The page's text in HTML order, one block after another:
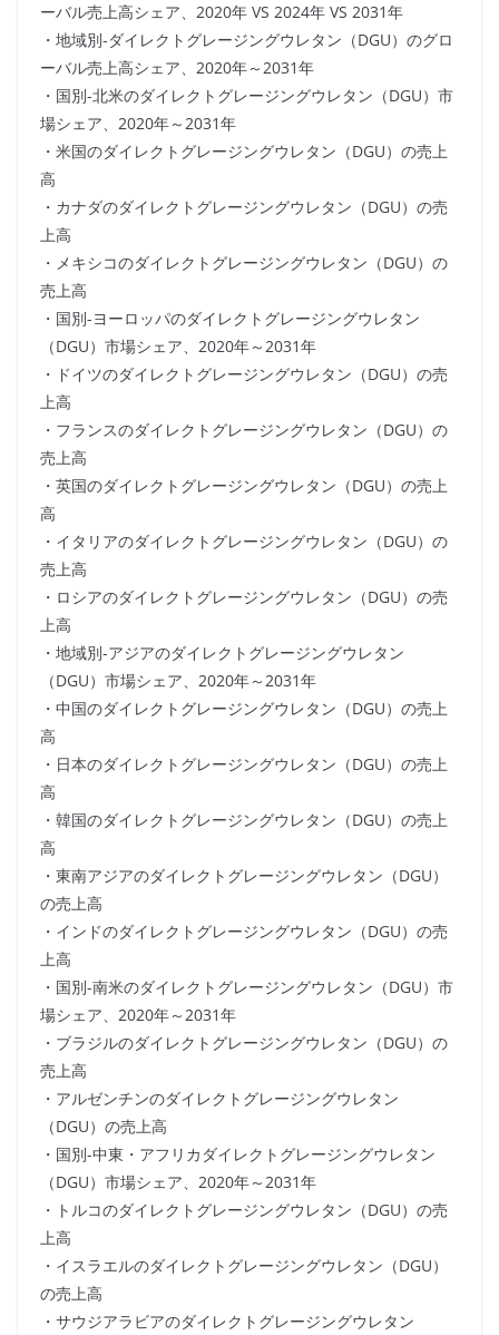
ーバル売上高シェア、2020年 VS 2024年 VS 2031年
・地域別-ダイレクトグレージングウレタン（DGU）のグロ
ーバル売上高シェア、2020年～2031年
・国別-北米のダイレクトグレージングウレタン（DGU）市
場シェア、2020年～2031年
・米国のダイレクトグレージングウレタン（DGU）の売上
高
・カナダのダイレクトグレージングウレタン（DGU）の売
上高
・メキシコのダイレクトグレージングウレタン（DGU）の
売上高
・国別-ヨーロッパのダイレクトグレージングウレタン
（DGU）市場シェア、2020年～2031年
・ドイツのダイレクトグレージングウレタン（DGU）の売
上高
・フランスのダイレクトグレージングウレタン（DGU）の
売上高
・英国のダイレクトグレージングウレタン（DGU）の売上
高
・イタリアのダイレクトグレージングウレタン（DGU）の
売上高
・ロシアのダイレクトグレージングウレタン（DGU）の売
上高
・地域別-アジアのダイレクトグレージングウレタン
（DGU）市場シェア、2020年～2031年
・中国のダイレクトグレージングウレタン（DGU）の売上
高
・日本のダイレクトグレージングウレタン（DGU）の売上
高
・韓国のダイレクトグレージングウレタン（DGU）の売上
高
・東南アジアのダイレクトグレージングウレタン（DGU）
の売上高
・インドのダイレクトグレージングウレタン（DGU）の売
上高
・国別-南米のダイレクトグレージングウレタン（DGU）市
場シェア、2020年～2031年
・ブラジルのダイレクトグレージングウレタン（DGU）の
売上高
・アルゼンチンのダイレクトグレージングウレタン
（DGU）の売上高
・国別-中東・アフリカダイレクトグレージングウレタン
（DGU）市場シェア、2020年～2031年
・トルコのダイレクトグレージングウレタン（DGU）の売
上高
・イスラエルのダイレクトグレージングウレタン（DGU）
の売上高
・サウジアラビアのダイレクトグレージングウレタン